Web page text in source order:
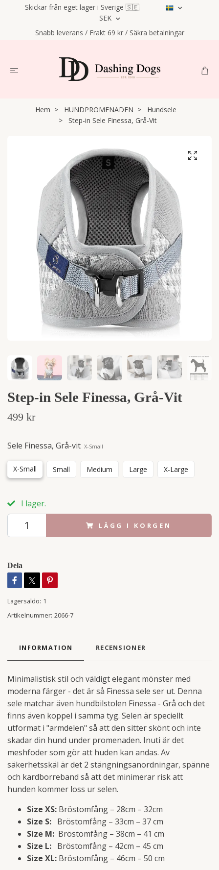
Skickar från eget lager i Sverige 🇸🇪
SEK
Snabb leverans / Frakt 69 kr / Säkra betalningar
Hem HUNDPROMENADEN
Hundsele
Step-in Sele Finessa, Grå-Vit
Step-in Sele Finessa, Grå-Vit
499 kr
Sele Finessa, Grå-vit X-Small
X-Small Small Medium Large X-Large
I lager.
LÄGG I KORGEN
Dela
Lagersaldo: 1
Artikelnummer: 2066-7
INFORMATION RECENSIONER
Minimalistisk stil och väldigt elegant mönster med
moderna färger - det är så Finessa sele ser ut. Denna
sele matchar även hundbilstolen Finessa - Grå och det
finns även koppel i samma tyg. Selen är speciellt
utformat i "armdelen" så att den sitter skönt och inte
skadar din hund under promenaden. Inuti är det
meshfoder som gör att huden kan andas. Av
säkerhetsskäl är det 2 stängningsanordningar, spänne
och kardborreband så att det minimerar risk att
hunden kommer loss ur selen.
Size XS: Bröstomfång – 28cm – 32cm
Size S: Bröstomfång – 33cm – 37 cm
Size M: Bröstomfång – 38cm – 41 cm
Size L: Bröstomfång – 42cm – 45 cm
Size XL: Bröstomfång – 46cm – 50 cm